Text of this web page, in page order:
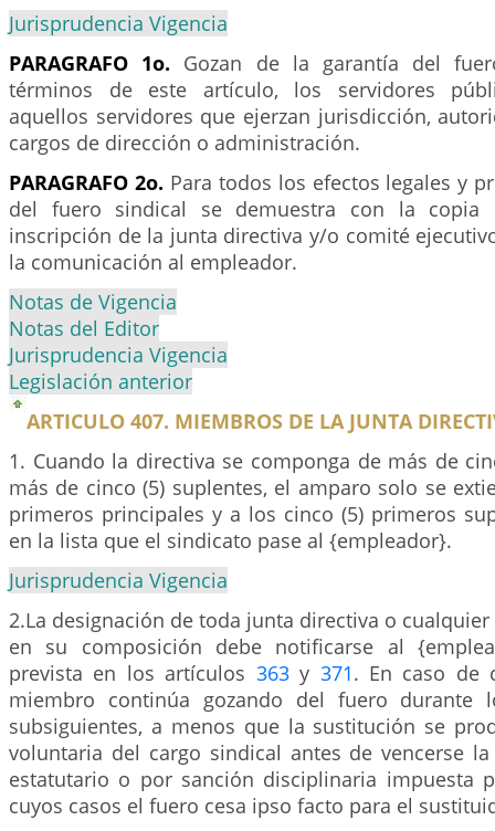
Jurisprudencia Vigencia
PARAGRAFO 1o. Gozan de la garantía del
términos de este artículo, los servidores
aquellos servidores que ejerzan jurisdicción,
cargos de dirección o administración.
PARAGRAFO 2o. Para todos los efectos legales y
del fuero sindical se demuestra con la copia
inscripción de la junta directiva y/o comité
la comunicación al empleador.
Notas de Vigencia
Notas del Editor
Jurisprudencia Vigencia
Legislación anterior
ARTICULO 407. MIEMBROS DE LA JUNTA
1. Cuando la directiva se componga de más de
más de cinco (5) suplentes, el amparo solo se
primeros principales y a los cinco (5) primeros
en la lista que el sindicato pase al {empleador}.
Jurisprudencia Vigencia
2.La designación de toda junta directiva o
en su composición debe notificarse al
prevista en los artículos 363y 371. En caso de
miembro continúa gozando del fuero durante
subsiguientes, a menos que la sustitución se
voluntaria del cargo sindical antes de vencerse
estatutario o por sanción disciplinaria impuesta
cuyos casos el fuero cesa ipso facto para el